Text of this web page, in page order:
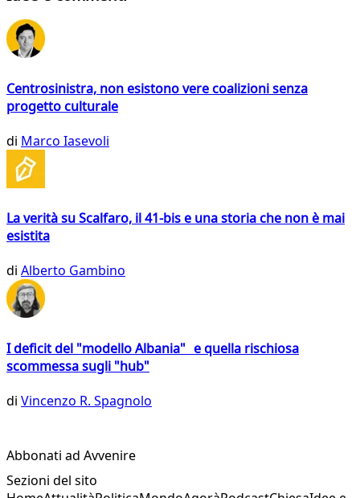
Centrosinistra, non esistono vere coalizioni senza
progetto culturale
di Marco Iasevoli
La verità su Scalfaro, il 41-bis e una storia che non è mai
esistita
di Alberto Gambino
I deficit del "modello Albania" e quella rischiosa
scommessa sugli "hub"
di Vincenzo R. Spagnolo
Abbonati ad Avvenire
Sezioni del sito